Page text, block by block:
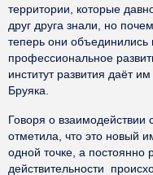
территории, которые
друг друга знали, но
теперь они
профессиональное
институт развития даёт
Бруяка.
Говоря о взаимодействии
отметила, что это новый
одной точке, а постоянно
действительности